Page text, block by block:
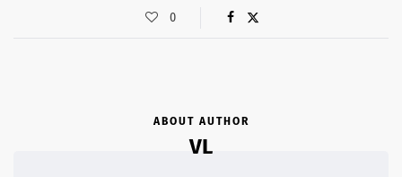
0
ABOUT AUTHOR
VL